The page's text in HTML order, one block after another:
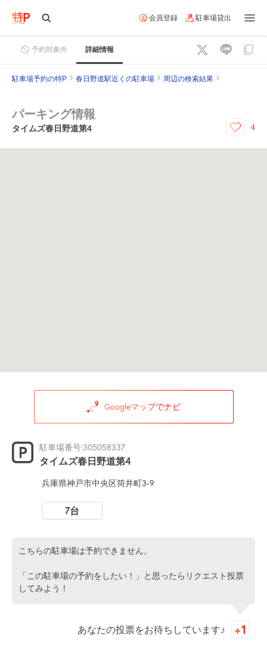
会員登録 駐車場貸出
予約対象外 詳細情報
駐車場予約の特P 春日野道駅近くの駐車場 周辺の検索結果
パーキング情報
タイムズ春日野道第4 4
Googleマップでナビ
駐車場番号:305058337
タイムズ春日野道第4
兵庫県神戸市中央区筒井町3-9
7台
こちらの駐車場は予約できません。
「この駐車場の予約をしたい！」と思ったらリクエスト投票
してみよう！
あなたの投票をお待ちしています♪